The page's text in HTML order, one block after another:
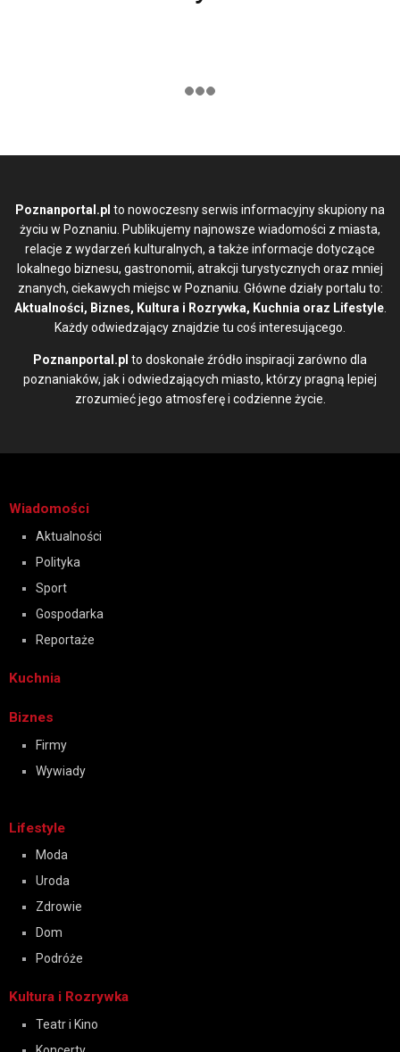
Poznanportal.pl to nowoczesny serwis informacyjny skupiony na
życiu w Poznaniu. Publikujemy najnowsze wiadomości z miasta,
relacje z wydarzeń kulturalnych, a także informacje dotyczące
lokalnego biznesu, gastronomii, atrakcji turystycznych oraz mniej
znanych, ciekawych miejsc w Poznaniu. Główne działy portalu to:
Aktualności, Biznes, Kultura i Rozrywka, Kuchnia oraz Lifestyle.
Każdy odwiedzający znajdzie tu coś interesującego.
Poznanportal.pl to doskonałe źródło inspiracji zarówno dla
poznaniaków, jak i odwiedzających miasto, którzy pragną lepiej
zrozumieć jego atmosferę i codzienne życie.
Wiadomości
Aktualności
Polityka
Sport
Gospodarka
Reportaże
Kuchnia
Biznes
Firmy
Wywiady
Lifestyle
Moda
Uroda
Zdrowie
Dom
Podróże
Kultura i Rozrywka
Teatr i Kino